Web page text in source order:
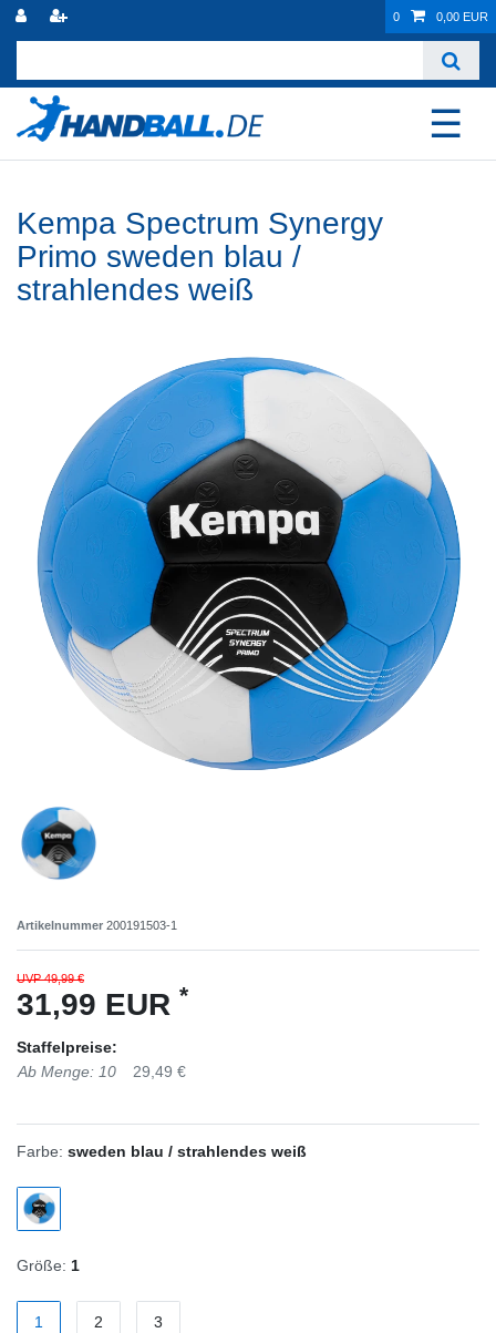
0 0,00 EUR
☰
Kempa Spectrum Synergy
Primo sweden blau /
strahlendes weiß
Artikelnummer 200191503-1
UVP 49,99 €
31,99 EUR *
Staffelpreise:
Ab Menge: 10
29,49 €
Farbe: sweden blau / strahlendes weiß
Größe: 1
1 2 3